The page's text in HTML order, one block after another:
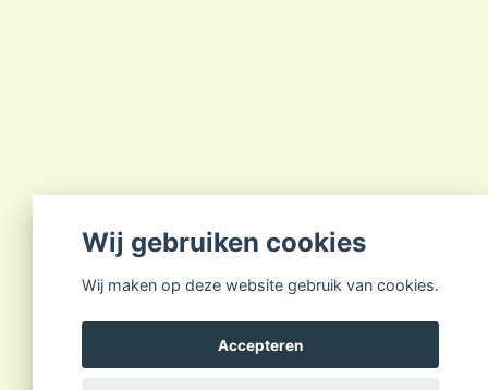
Wij gebruiken cookies
Wij maken op deze website gebruik van cookies.
Accepteren